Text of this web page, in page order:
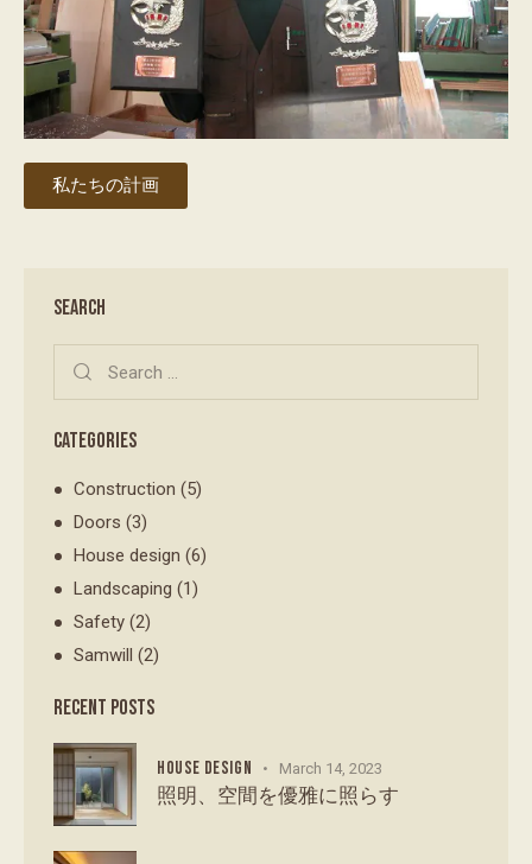
私たちの計画
SEARCH
CATEGORIES
Construction (5)
Doors (3)
House design (6)
Landscaping (1)
Safety (2)
Samwill
(2)
RECENT POSTS
HOUSE DESIGN March 14, 2023
照明、空間を優雅に照らす